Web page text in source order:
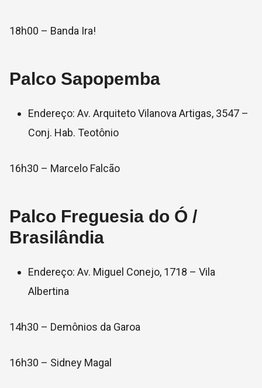
18h00 – Banda Ira!
Palco Sapopemba
Endereço: Av. Arquiteto Vilanova Artigas, 3547 –
Conj. Hab. Teotônio
16h30 – Marcelo Falcão
Palco Freguesia do Ó /
Brasilândia
Endereço: Av. Miguel Conejo, 1718 – Vila
Albertina
14h30 – Demônios da Garoa
16h30 – Sidney Magal